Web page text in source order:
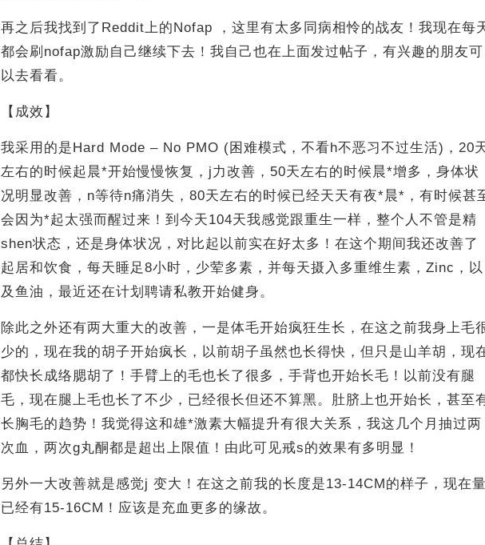
再之后我找到了Reddit上的Nofap ，这里有太多同病相怜的战友！我现在每
都会刷nofap激励自己继续下去！我自己也在上面发过帖子，有兴趣的朋友可
以去看看。
【成效】
我采用的是Hard Mode – No PMO (困难模式，不看h不恶习不过生活)，20
左右的时候起晨*开始慢慢恢复，j力改善，50天左右的时候晨*增多，身体状
况明显改善，n等待n痛消失，80天左右的时候已经天天有夜*晨*，有时候甚
会因为*起太强而醒过来！到今天104天我感觉跟重生一样，整个人不管是精
shen状态，还是身体状况，对比起以前实在好太多！在这个期间我还改善了
起居和饮食，每天睡足8小时，少荤多素，并每天摄入多重维生素，Zinc，以
及鱼油，最近还在计划聘请私教开始健身。
除此之外还有两大重大的改善，一是体毛开始疯狂生长，在这之前我身上毛
少的，现在我的胡子开始疯长，以前胡子虽然也长得快，但只是山羊胡，现
都快长成络腮胡了！手臂上的毛也长了很多，手背也开始长毛！以前没有腿
毛，现在腿上毛也长了不少，已经很长但还不算黑。肚脐上也开始长，甚至
长胸毛的趋势！我觉得这和雄*激素大幅提升有很大关系，我这几个月抽过两
次血，两次g丸酮都是超出上限值！由此可见戒s的效果有多明显！
另外一大改善就是感觉j 变大！在这之前我的长度是13-14CM的样子，现在量
已经有15-16CM！应该是充血更多的缘故。